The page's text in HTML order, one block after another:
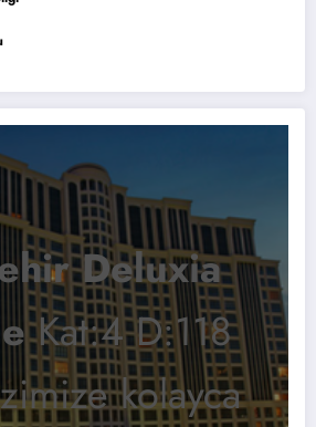
Deluxia
Kat:4 D:118
kolayca